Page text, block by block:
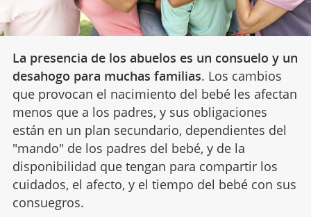
La presencia de los abuelos es un consuelo y un
desahogo para muchas familias. Los cambios
que provocan el nacimiento del bebé les afectan
menos que a los padres, y sus obligaciones
están en un plan secundario, dependientes del
"mando" de los padres del bebé, y de la
disponibilidad que tengan para compartir los
cuidados, el afecto, y el tiempo del bebé con sus
consuegros.